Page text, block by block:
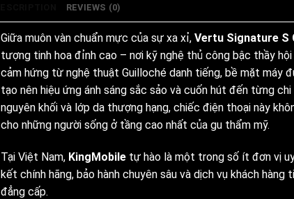
REVIEWS (0)
Giữa muôn vàn chuẩn mực của sự xa xỉ, Vertu Signature S
tượng tinh hoa đỉnh cao – nơi kỹ nghệ thủ công bậc thầy
cảm hứng từ nghệ thuật Guilloché danh tiếng, bề mặt máy
tạo nên hiệu ứng ánh sáng sắc sảo và cuốn hút đến từng
nguyên khối và lớp da thượng hạng, chiếc điện thoại này
cho những người sống ở tầng cao nhất của gu thẩm mỹ.
Tại Việt Nam, KingMobile tự hào là một trong số ít đơn vị
kết chính hãng, bảo hành chuyên sâu và dịch vụ khách
đẳng cấp.